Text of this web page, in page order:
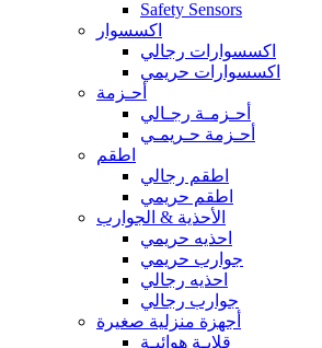
Safety Sensors
اكسسوار
اكسسوارات رجالي
اكسسوارات حريمي
أحـزمة
أحـزمـة رجـالي
أحـزمة حـريمـي
اطقم
اطقم رجالي
اطقم حريمي
الأحذية & الجوارب
احذيه حريمي
جوارب حريمي
احذيه رجالي
جوارب رجالي
أجهزة منزلية صغيرة
قلايـة هوائيـة